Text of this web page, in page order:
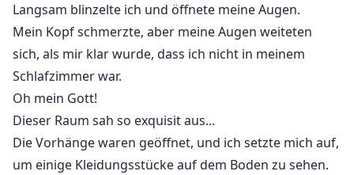
Langsam blinzelte ich und öffnete meine Augen.
Mein Kopf schmerzte, aber meine Augen weiteten
sich, als mir klar wurde, dass ich nicht in meinem
Schlafzimmer war.
Oh mein Gott!
Dieser Raum sah so exquisit aus...
Die Vorhänge waren geöffnet, und ich setzte mich auf,
um einige Kleidungsstücke auf dem Boden zu sehen.